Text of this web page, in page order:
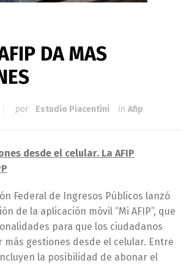
DA MAS
por Estudio Piacentini in Afip
desde el celular. La AFIP
Federal de Ingresos Públicos lanzó
de la aplicación móvil “Mi AFIP”, que
para que los ciudadanos
más gestiones desde el celular. Entre
la posibilidad de abonar el